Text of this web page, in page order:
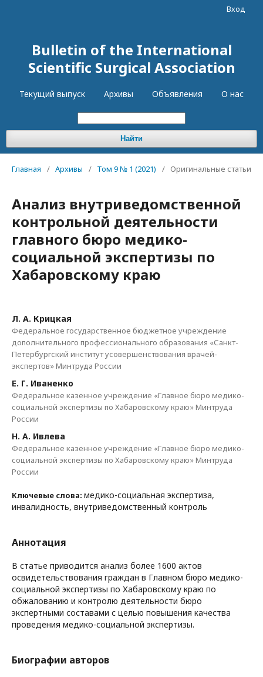
Bulletin of the International
Scientific Surgical Association
Текущий выпуск Архивы Объявления О нас
Найти
Вход
Главная / Архивы / Том 9 № 1 (2021) / Оригинальные статьи
Анализ внутриведомственной
контрольной деятельности
главного бюро медико-
социальной экспертизы по
Хабаровскому краю
Л. А. Крицкая
Федеральное государственное бюджетное учреждение
дополнительного профессионального образования «Санкт-
Петербургский институт усовершенствования врачей-
экспертов» Минтруда России
Е. Г. Иваненко
Федеральное казенное учреждение «Главное бюро медико-
социальной экспертизы по Хабаровскому краю» Минтруда
России
Н. А. Ивлева
Федеральное казенное учреждение «Главное бюро медико-
социальной экспертизы по Хабаровскому краю» Минтруда
России
Ключевые слова: медико-социальная экспертиза,
инвалидность, внутриведомственный контроль
Аннотация
В статье приводится анализ более 1600 актов
освидетельствования граждан в Главном бюро медико-
социальной экспертизы по Хабаровскому краю по
обжалованию и контролю деятельности бюро
экспертными составами с целью повышения качества
проведения медико-социальной экспертизы.
Биографии авторов